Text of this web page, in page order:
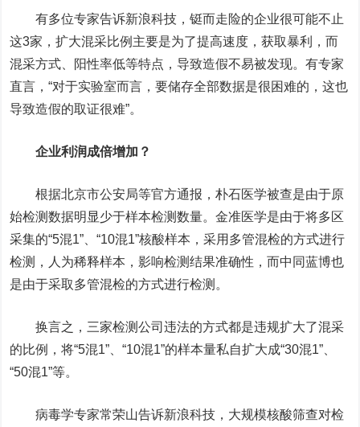
有多位专家告诉新浪科技，铤而走险的企业很可能不止
这3家，扩大混采比例主要是为了提高速度，获取暴利，而
混采方式、阳性率低等特点，导致造假不易被发现。有专家
直言，“对于实验室而言，要储存全部数据是很困难的，这也
导致造假的取证很难”。
企业利润成倍增加？
根据北京市公安局等官方通报，朴石医学被查是由于原
始检测数据明显少于样本检测数量。金准医学是由于将多区
采集的“5混1”、“10混1”核酸样本，采用多管混检的方式进行
检测，人为稀释样本，影响检测结果准确性，而中同蓝博也
是由于采取多管混检的方式进行检测。
换言之，三家检测公司违法的方式都是违规扩大了混采
的比例，将“5混1”、“10混1”的样本量私自扩大成“30混1”、
“50混1”等。
病毒学专家常荣山告诉新浪科技，大规模核酸筛查对检